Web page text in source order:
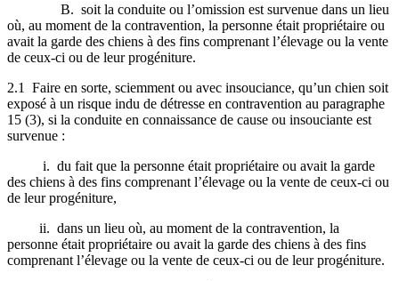
B. soit la conduite ou l’omission est survenue dans un lieu
où, au moment de la contravention, la personne était propriétaire ou
avait la garde des chiens à des fins comprenant l’élevage ou la vente
de ceux-ci ou de leur progéniture.
2.1 Faire en sorte, sciemment ou avec insouciance, qu’un chien soit
exposé à un risque indu de détresse en contravention au paragraphe
15 (3), si la conduite en connaissance de cause ou insouciante est
survenue :
i. du fait que la personne était propriétaire ou avait la garde
des chiens à des fins comprenant l’élevage ou la vente de ceux-ci ou
de leur progéniture,
ii. dans un lieu où, au moment de la contravention, la
personne était propriétaire ou avait la garde des chiens à des fins
comprenant l’élevage ou la vente de ceux-ci ou de leur progéniture.